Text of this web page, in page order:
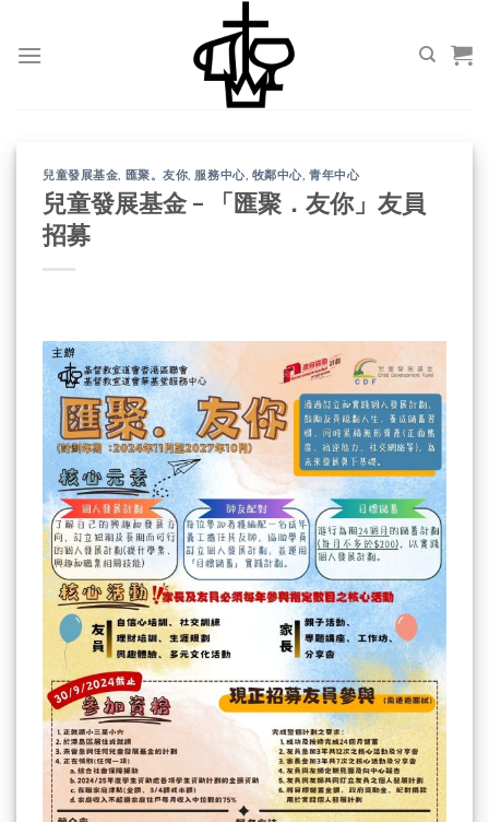
content
兒童發展基金 匯聚。友你 服務中心, 牧鄰中心 ,青年中心
兒童發展基金 – 「匯聚．友你」友員
招募